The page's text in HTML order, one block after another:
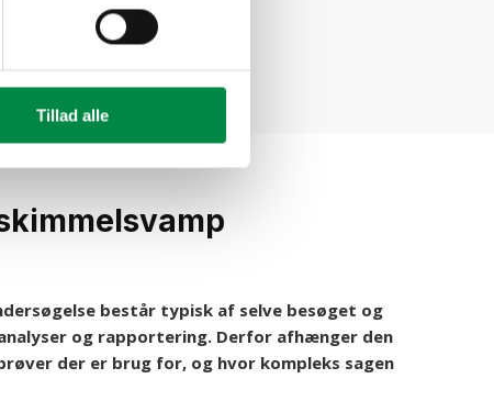
Tillad alle
består typisk af selve besøget og
og rapportering. Derfor afhænger den
der er brug for, og hvor kompleks sagen